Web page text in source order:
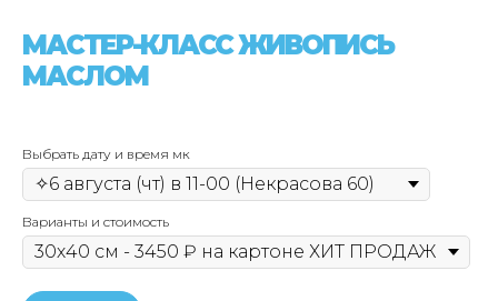
МАСТЕР-КЛАСС ЖИВОПИСЬ
МАСЛОМ
Выбрать дату и время мк
Варианты и стоимость